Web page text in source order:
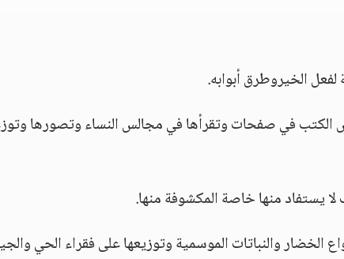
الخيروطرق أبوابه.
الكتب في صفحات وتقرأها في مجالس النساء وتصورها
لا يستفاد منها خاصة المكشوفة منها.
الخضار والنباتات الموسمية وتوزيعها على فقراء الحي